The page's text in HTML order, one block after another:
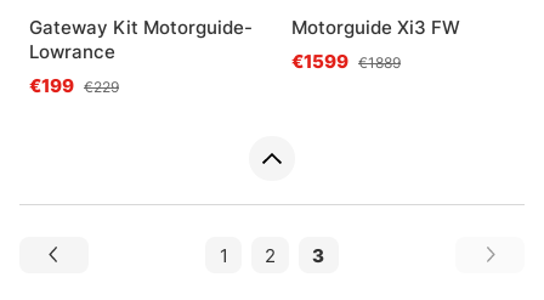
Gateway Kit Motorguide-
Lowrance
€199 €229
Motorguide Xi3 FW
€1599 €1889
1 2 3